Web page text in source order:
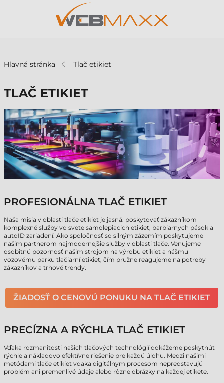
Hlavná stránka Tlač etikiet
TLAČ ETIKIET
PROFESIONÁLNA TLAČ ETIKIET
Naša misia v oblasti tlače etikiet je jasná: poskytovať zákazníkom
komplexné služby vo svete samolepiacich etikiet, barbiarnych pások a
autoID zariadení. Ako spoločnosť so silným zázemím poskytujeme
našim partnerom najmodernejšie služby v oblasti tlače. Venujeme
osobitnú pozornosť našim strojom na výrobu etikiet a nášmu
vozovému parku tlačiarní etikiet, čím pružne reagujeme na potreby
zákazníkov a trhové trendy.
ŽIADOSŤ O CENOVÚ PONUKU NA TLAČ ETIKIET
PRECÍZNA A RÝCHLA TLAČ ETIKIET
Vďaka rozmanitosti našich tlačových technológií dokážeme poskytnúť
rýchle a nákladovo efektívne riešenie pre každú úlohu. Medzi našimi
metódami tlače etikiet vďaka digitálnym procesom nepredstavujú
problém ani premenlivé údaje alebo rôzne obrázky na každej etikete.